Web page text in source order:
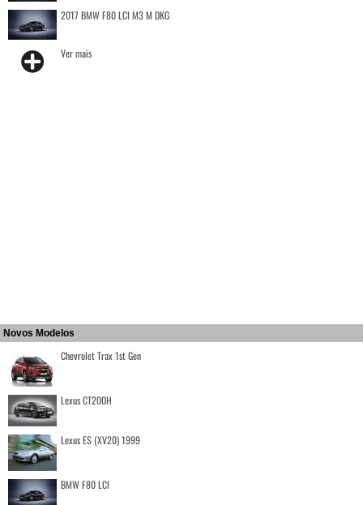
2017 BMW F80 LCI M3 M DKG
Ver mais
Novos Modelos
Chevrolet Trax 1st Gen
Lexus CT200H
Lexus ES (XV20) 1999
BMW F80 LCI